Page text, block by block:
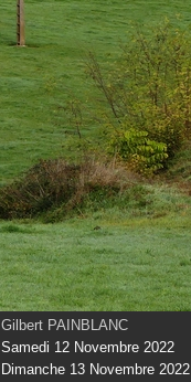
Gilbert PAINBLANC
Samedi 12 Novembre 2022
Dimanche 13 Novembre 2022